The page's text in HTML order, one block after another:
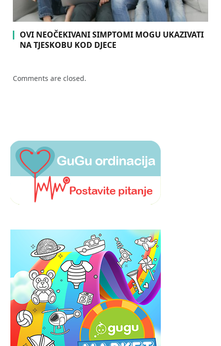
OVI NEOČEKIVANI SIMPTOMI MOGU UKAZIVATI
NA TJESKOBU KOD DJECE
Comments are closed.